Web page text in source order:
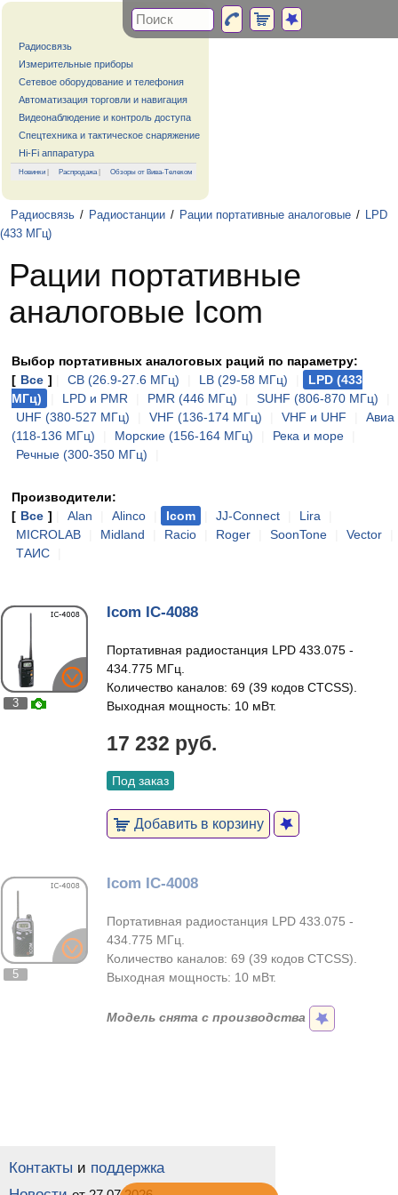
Радиосвязь
Измерительные приборы
Сетевое оборудование и телефония
Автоматизация торговли и навигация
Видеонаблюдение и контроль доступа
Спецтехника и тактическое снаряжение
Hi-Fi аппаратура
Новинки | Распродажа| Обзоры от Вива-Телеком
Радиосвязь / Радиостанции / Рации портативные аналоговые / LPD
(433 МГц)
Рации портативные
аналоговые Icom
Выбор портативных аналоговых раций по параметру:
[ Все ] CB (26.9-27.6 МГц) LB (29-58 МГц)
LPD (433
МГц)
LPD и PMR PMR (446 МГц) SUHF (806-870 МГц)
UHF (380-527 МГц)
VHF (136-174 МГц) VHF и UHF
Авиа
(118-136 МГц)
Морские (156-164 МГц) Река и море
Речные (300-350 МГц)
Производители:
[ Все ] Alan Alinco Icom JJ-Connect Lira
MICROLAB
Midland Racio Roger SoonTone Vector
ТАИС
3
Icom IC-4088
Портативная радиостанция LPD 433.075 -
434.775 МГц.
Количество каналов: 69 (39 кодов CTCSS).
Выходная мощность: 10 мВт.
17 232 руб.
Под заказ
Добавить в корзину
5
Icom IC-4008
Портативная радиостанция LPD 433.075 -
434.775 МГц.
Количество каналов: 69 (39 кодов CTCSS).
Выходная мощность: 10 мВт.
Модель снята с производства
Контакты и поддержка